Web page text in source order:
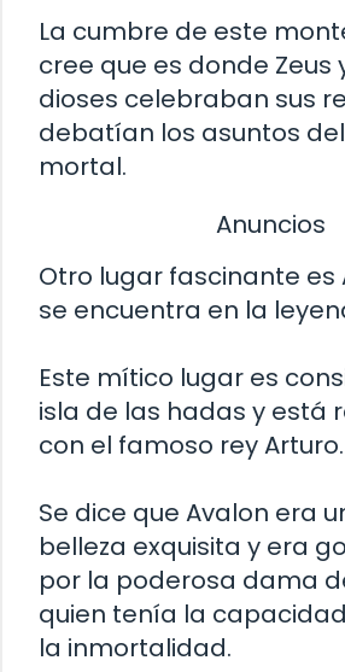
La cumbre de este
cree que es donde Zeus
dioses celebraban sus
debatían los asuntos
mortal.
Anuncios
Otro lugar fascinante es
se encuentra en la
Este mítico lugar es
isla de las hadas y está
con el famoso rey Arturo.
Se dice que Avalon era
belleza exquisita y era
por la poderosa dama
quien tenía la
la inmortalidad.